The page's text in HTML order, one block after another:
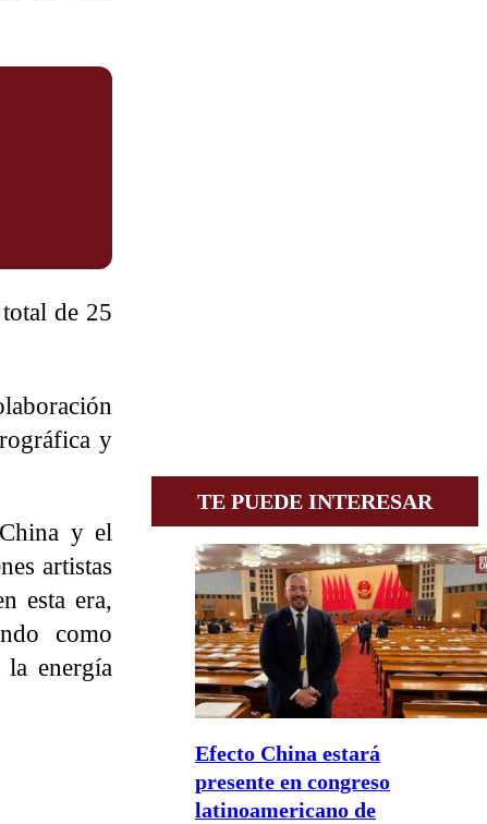
de 25
y
y el
artistas
esta era,
como
energía
TE PUEDE INTERESAR
Efecto China estará
presente en congreso
latinoamericano de